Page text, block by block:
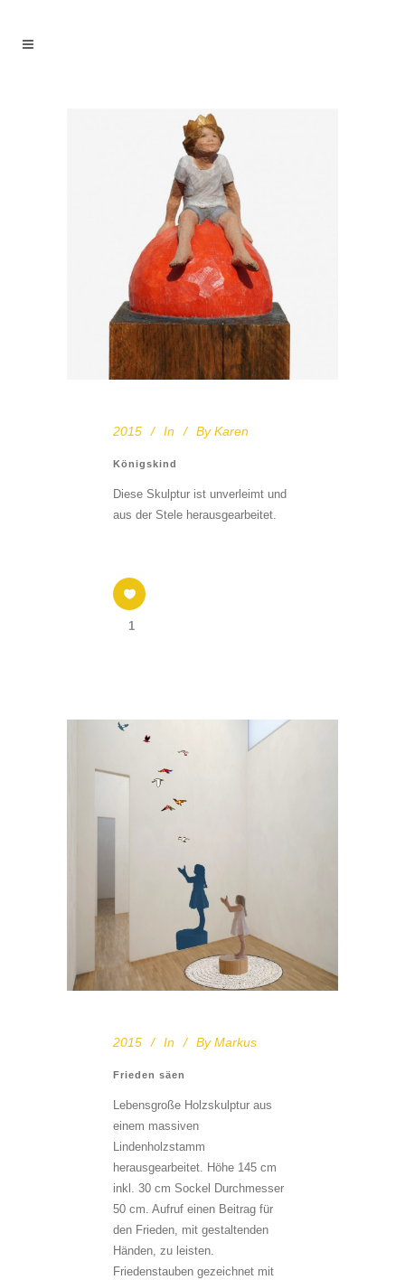
2015 In By Karen
Königskind
Diese Skulptur ist unverleimt und
aus der Stele herausgearbeitet.
1
2015 In By Markus
Frieden säen
Lebensgroße Holzskulptur aus
einem massiven
Lindenholzstamm
herausgearbeitet. Höhe 145 cm
inkl. 30 cm Sockel Durchmesser
50 cm. Aufruf einen Beitrag für
den Frieden, mit gestaltenden
Händen, zu leisten.
Friedenstauben gezeichnet mit